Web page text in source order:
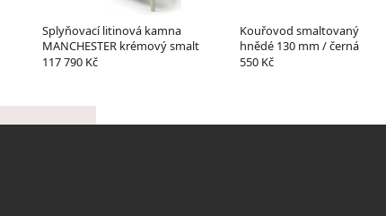
Splyňovací litinová kamna
MANCHESTER krémový smalt
117 790 Kč
Kouřovod smaltovaný
hnědé 130 mm / černá
550 Kč